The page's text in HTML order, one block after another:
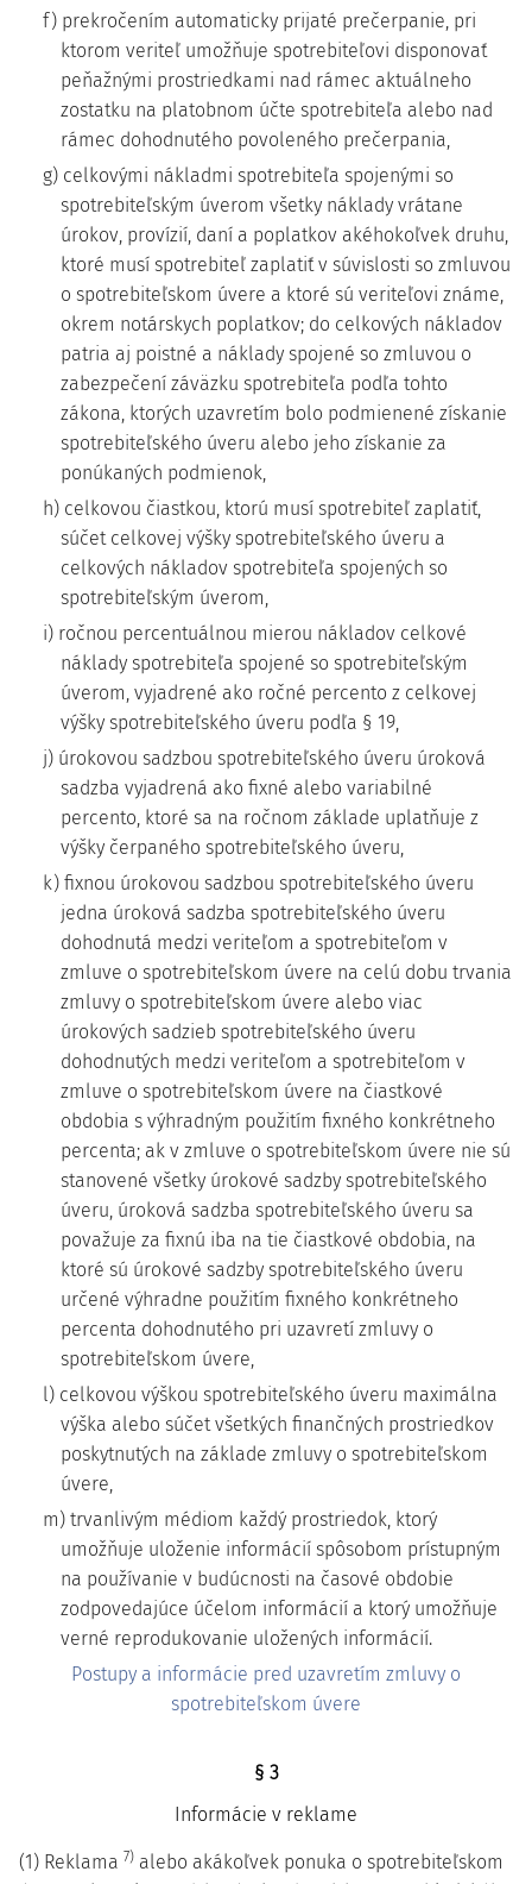
f) prekročením automaticky prijaté prečerpanie, pri
ktorom veriteľ umožňuje spotrebiteľovi disponovať
peňažnými prostriedkami nad rámec aktuálneho
zostatku na platobnom účte spotrebiteľa alebo nad
rámec dohodnutého povoleného prečerpania,
g) celkovými nákladmi spotrebiteľa spojenými so
spotrebiteľským úverom všetky náklady vrátane
úrokov, provízií, daní a poplatkov akéhokoľvek druhu,
ktoré musí spotrebiteľ zaplatiť v súvislosti so zmluvou
o spotrebiteľskom úvere a ktoré sú veriteľovi známe,
okrem notárskych poplatkov; do celkových nákladov
patria aj poistné a náklady spojené so zmluvou o
zabezpečení záväzku spotrebiteľa podľa tohto
zákona, ktorých uzavretím bolo podmienené získanie
spotrebiteľského úveru alebo jeho získanie za
ponúkaných podmienok,
h) celkovou čiastkou, ktorú musí spotrebiteľ zaplatiť,
súčet celkovej výšky spotrebiteľského úveru a
celkových nákladov spotrebiteľa spojených so
spotrebiteľským úverom,
i) ročnou percentuálnou mierou nákladov celkové
náklady spotrebiteľa spojené so spotrebiteľským
úverom, vyjadrené ako ročné percento z celkovej
výšky spotrebiteľského úveru podľa § 19,
j) úrokovou sadzbou spotrebiteľského úveru úroková
sadzba vyjadrená ako fixné alebo variabilné
percento, ktoré sa na ročnom základe uplatňuje z
výšky čerpaného spotrebiteľského úveru,
k) fixnou úrokovou sadzbou spotrebiteľského úveru
jedna úroková sadzba spotrebiteľského úveru
dohodnutá medzi veriteľom a spotrebiteľom v
zmluve o spotrebiteľskom úvere na celú dobu trvania
zmluvy o spotrebiteľskom úvere alebo viac
úrokových sadzieb spotrebiteľského úveru
dohodnutých medzi veriteľom a spotrebiteľom v
zmluve o spotrebiteľskom úvere na čiastkové
obdobia s výhradným použitím fixného konkrétneho
percenta; ak v zmluve o spotrebiteľskom úvere nie sú
stanovené všetky úrokové sadzby spotrebiteľského
úveru, úroková sadzba spotrebiteľského úveru sa
považuje za fixnú iba na tie čiastkové obdobia, na
ktoré sú úrokové sadzby spotrebiteľského úveru
určené výhradne použitím fixného konkrétneho
percenta dohodnutého pri uzavretí zmluvy o
spotrebiteľskom úvere,
l) celkovou výškou spotrebiteľského úveru maximálna
výška alebo súčet všetkých finančných prostriedkov
poskytnutých na základe zmluvy o spotrebiteľskom
úvere,
m) trvanlivým médiom každý prostriedok, ktorý
umožňuje uloženie informácií spôsobom prístupným
na používanie v budúcnosti na časové obdobie
zodpovedajúce účelom informácií a ktorý umožňuje
verné reprodukovanie uložených informácií.
Postupy a informácie pred uzavretím zmluvy o
spotrebiteľskom úvere
§ 3
Informácie v reklame
(1) Reklama 7) alebo akákoľvek ponuka o spotrebiteľskom